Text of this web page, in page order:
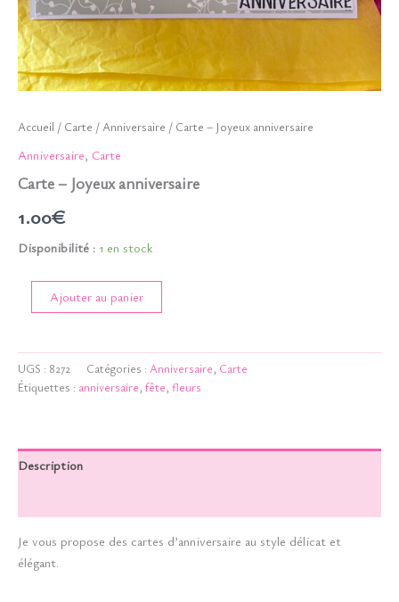
Accueil / Carte /Anniversaire / Carte – Joyeux anniversaire
Anniversaire, Carte
Carte – Joyeux anniversaire
1.00€
Disponibilité : 1 en stock
anniversaire
Ajouter au panier
UGS : 8272 Catégories : Anniversaire, Carte
Étiquettes : anniversaire, fête, fleurs
Description
Je vous propose des cartes d’anniversaire au style délicat et
élégant.